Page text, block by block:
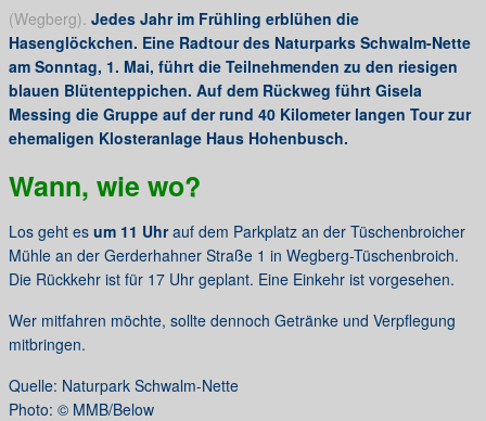
(Wegberg). Jedes Jahr im Frühling erblühen die
Hasenglöckchen. Eine Radtour des Naturparks Schwalm-Nette
am Sonntag, 1. Mai, führt die Teilnehmenden zu den riesigen
blauen Blütenteppichen. Auf dem Rückweg führt Gisela
Messing die Gruppe auf der rund 40 Kilometer langen Tour zur
ehemaligen Klosteranlage Haus Hohenbusch.
Wann, wie wo?
Los geht es um 11 Uhrauf dem Parkplatz an der Tüschenbroicher
Mühle an der Gerderhahner Straße 1 in Wegberg-Tüschenbroich.
Die Rückkehr ist für 17 Uhr geplant. Eine Einkehr ist vorgesehen.
Wer mitfahren möchte, sollte dennoch Getränke und Verpflegung
mitbringen.
Quelle: Naturpark Schwalm-Nette
Photo: © MMB/Below